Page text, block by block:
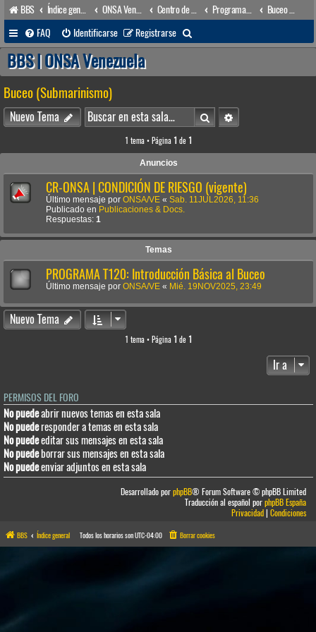
BBS Índice general ONSA Venezuela (acceso público) Programas (Cursos de Adiestramiento & Capacitación)
FAQ
Identificarse Registrarse
u
a
r
BBS | ONSA Venezuela
Buceo (Submarinismo)
Nuevo Tema BuscarBúsqueda avanzada
1 tema • Página 1 de 1
Anuncios
CR-ONSA | CONDICIÓN DE RIESGO (vigente)
Último mensaje por ONSA/VE « Sab. 11JUL2026, 11:36
Publicado en Publicaciones & Docs.
Respuestas: 1
Temas
PROGRAMA T120: Introducción Básica al Buceo
Último mensaje por ONSA/VE « Mié. 19NOV2025, 23:49
Nuevo Tema
1 tema • Página 1 de 1
Ir a
PERMISOS DEL FORO
No puedeabrir nuevos temas en esta sala
No puederesponder a temas en esta sala
No puedeeditar sus mensajes en esta sala
No puedeborrar sus mensajes en esta sala
No puedeenviar adjuntos en esta sala
Desarrollado porphpBB® Forum Software © phpBB Limited
Traducción al español porphpBB España
Privacidad|Condiciones
BBS Índice general Todos los horarios sonUTC-04:00 Borrar cookies